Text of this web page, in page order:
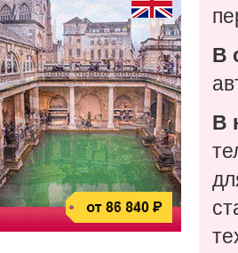
В
В